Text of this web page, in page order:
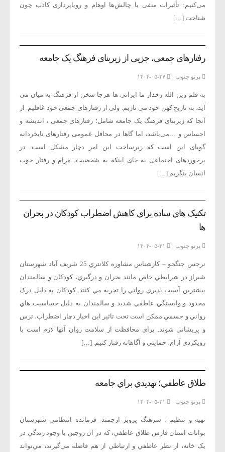
می‌کنیم: تأثیرات منفی یا چالش‌ها اوهام و رویاپردازی کاذب چون
شناخت […]
رفتارهای جمعی، جزیی از زیربنای فرهنگ یک جامعه
پرتو جنوب ۱۴۰۴-۰۵-۲۷
به قلم زین الله رخدار ما ایرانی ها هرجا سخن از فرهنگ به میان می
آید، به تاریخ کهن خود می نازیم. ولی از رفتارهای جمعی خود غافلیم. از
آنجا که زیربنای فرهنگ یک جامعه شامل؛ رفتارهای جمعی ، اندیشه و
احساس و …می‌باشد، اما گاها در محافل عمومی رفتارهای نابخردانه
گویای این است که زیرساخت این امر دچار مشکل است. در
برخوردهای اجتماعی به جای اینکه به شخصیت، مرام و رفتار خوب
انسان بنگریم […]
تکنيک هاي ساده براي کاهش اضطراب کودکان در بحران
ها
پرتو جنوب ۱۴۰۴-۰۵-۲۱
نرجس جنگجو – كارشناس مشاوره كلانتري 25 شريف آباد شهرستان
شيراز در شرايطي خاص مانند بحران و درگيري، کودکان و سالمندان
بيشترين آسيب پذيري رواني را تجربه مي کنند. کودکان به دليل درک
محدود و وابستگي عاطفي شديد و سالمندان به دليل حساسيت هاي
رواني و جسمي ممکن است تحت تاثير اين اخبار دچار اضطراب، ترس
و پريشاني شوند. براي محافظت از سلامت روان آنها لازم است با
رويکردي آرام، حمايتي و آگاهانه رفتار کنيم. […]
طلاق عاطفي؛ تهديدي براي جامعه
پرتو جنوب ۱۴۰۴-۰۵-۲۱
تهيه و تنظيم : سرهنگ پرويز ارجمند- فرمانده انتظامي شهرستان
بوانات استان فارس طلاق عاطفي، که در آن زوجين با وجود زندگي در
يک خانه، از نظر عاطفي و ارتباطي از هم فاصله مي‌گيرند، مي‌تواند